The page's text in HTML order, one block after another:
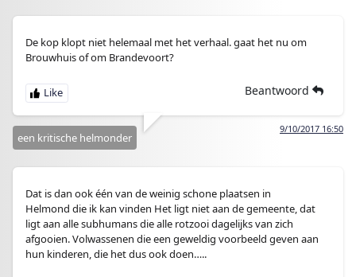
De kop klopt niet helemaal met het verhaal. gaat het nu om
Brouwhuis of om Brandevoort?
Beantwoord
9/10/2017 16:50
een kritische helmonder
Dat is dan ook één van de weinig schone plaatsen in
Helmond die ik kan vinden Het ligt niet aan de gemeente, dat
ligt aan alle subhumans die alle rotzooi dagelijks van zich
afgooien. Volwassenen die een geweldig voorbeeld geven aan
hun kinderen, die het dus ook doen…..